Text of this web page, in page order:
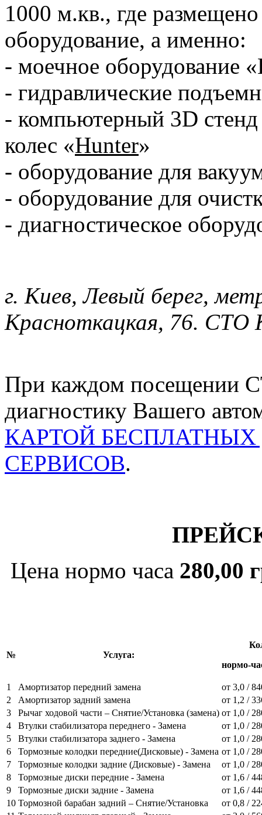
1000 м.кв., где
оборудование, а именно:
- моечное оборудование
- гидравлические
- компьютерный 3D стенд
колес «Hunter»
- оборудование для
- оборудование для
- диагностическое
г. Киев, Левый берег,
Красноткацкая, 76. СТО
При каждом посещении
диагностику Вашего
КАРТОЙ
СЕРВИСОВ.
Цена нормо часа 280,00
№ Услуга:
нормо-
1 Амортизатор передний замена
от 3,0 /
2
Амортизатор задний замена
от 1,2 /
3
Рычаг ходовой части – Снятие/Установка (замена) от 1,0 /
4
Втулки стабилизатора переднего - Замена от 1,0 /
5
Втулки стабилизатора заднего - Замена
от 1,0 /
6
Тормозные колодки передние(Дисковые) - Замена от 1,0 /
7
Тормозные колодки задние (Дисковые) - Замена
от 1,0 /
8
Тормозные диски передние - Замена
от 1,6 /
9
Тормозные диски задние - Замена
от 1,6 /
10 Тормозной барабан задний – Снятие/Установка
от 0,8 /